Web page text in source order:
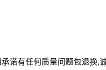
诺有任何质量问题包退换,